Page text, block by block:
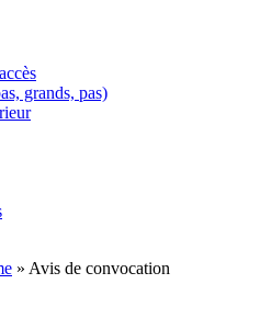
grands, pas)
» Avis de convocation